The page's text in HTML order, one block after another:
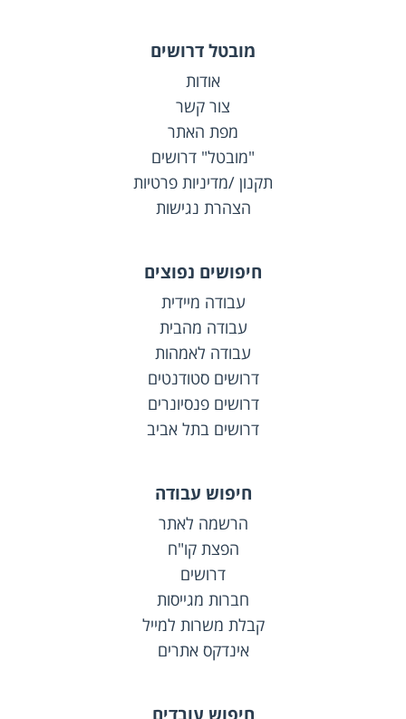
מובטל דרושים
אודות
צור קשר
מפת האתר
"מובטל" דרושים
תקנון /מדיניות פרטיות
הצהרת נגישות
חיפושים נפוצים
עבודה מיידית
עבודה מהבית
עבודה לאמהות
דרושים סטודנטים
דרושים פנסיונרים
דרושים בתל אביב
חיפוש עבודה
הרשמה לאתר
הפצת קו"ח
דרושים
חברות מגייסות
קבלת משרות למייל
אינדקס אתרים